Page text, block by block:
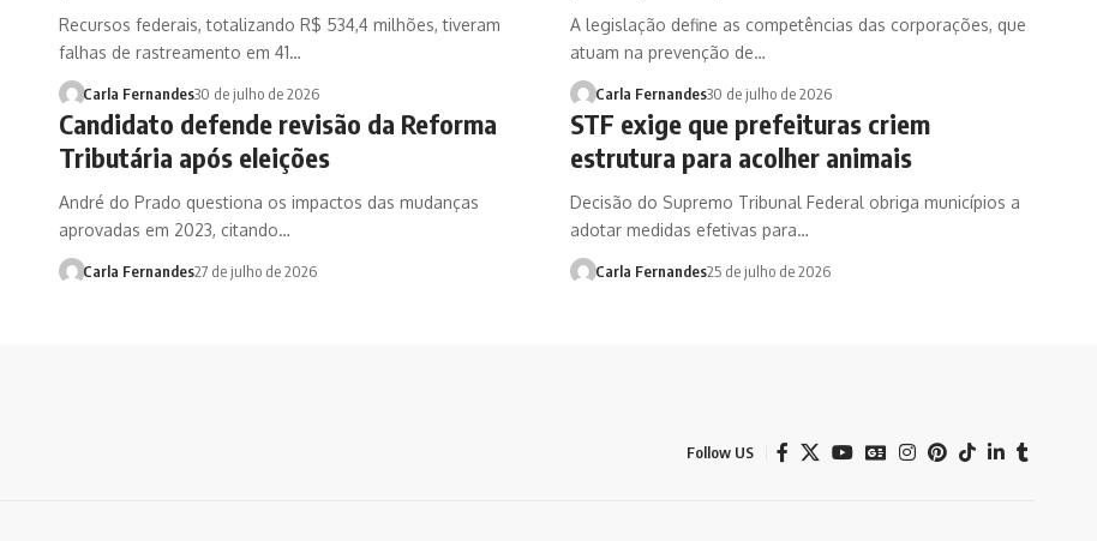
Recursos federais, totalizando R$ 534,4 milhões, tiveram
falhas de rastreamento em 41…
Carla Fernandes30 de julho de 2026
A legislação define as competências das corporações, que
atuam na prevenção de…
Carla Fernandes30 de julho de 2026
Candidato defende revisão da Reforma
Tributária após eleições
André do Prado questiona os impactos das mudanças
aprovadas em 2023, citando…
Carla Fernandes27 de julho de 2026
STF exige que prefeituras criem
estrutura para acolher animais
Decisão do Supremo Tribunal Federal obriga municípios a
adotar medidas efetivas para…
Carla Fernandes25 de julho de 2026
Follow US